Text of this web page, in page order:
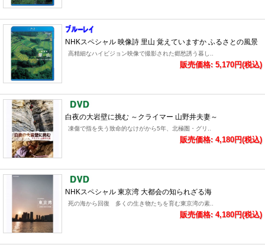
NHKスペシャル 映像詩 里山 覚えていますか ふるさとの風景
高精細なハイビジョン映像で撮影された郷愁誘う暮し..
販売価格: 5,170円(税込)
白夜の大岩壁に挑む ～クライマー 山野井夫妻～
凍傷で指を失う致命的なけがから5年、北極圏・グリ..
販売価格: 4,180円(税込)
NHKスペシャル 東京湾 大都会の知られざる海
死の海から回復 多くの生き物たちを育む東京湾の素..
販売価格: 4,180円(税込)